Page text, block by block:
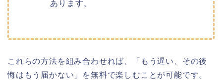
あります。
これらの方法を組み合わせれば、「もう遅い、その後
悔はもう届かない 」 を無料で楽しむことが可能です。